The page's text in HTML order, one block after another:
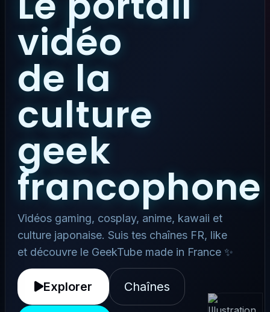
vidéo
de la
culture
geek
francophone
Vidéos gaming, cosplay, anime, kawaii et
culture japonaise. Suis tes chaînes FR, like
et découvre le GeekTube made in France ✨
Explorer Chaînes